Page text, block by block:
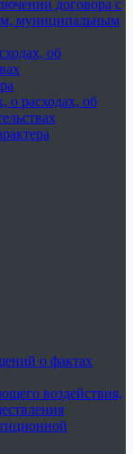
договора с
муниципальным
об
о расходах, об
о фактах
воздействия,